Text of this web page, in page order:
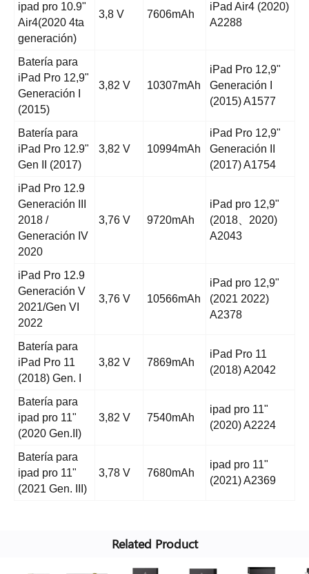
ipad pro 10.9"
Air4(2020 4ta
generación)
3,8 V 7606mAh
iPad Air4 (2020)
A2288
Batería para
iPad Pro 12,9"
Generación I
(2015)
3,82 V 10307mAh
iPad Pro 12,9"
Generación I
(2015) A1577
Batería para
iPad Pro 12.9"
Gen II (2017)
3,82 V 10994mAh
iPad Pro 12,9"
Generación II
(2017) A1754
iPad Pro 12.9
Generación III
2018 /
Generación IV
2020
3,76 V 9720mAh
iPad pro 12,9"
(2018、2020)
A2043
iPad Pro 12.9
Generación V
2021/Gen VI
2022
3,76 V 10566mAh
iPad pro 12,9"
(2021 2022)
A2378
Batería para
iPad Pro 11
(2018) Gen. I
3,82 V 7869mAh
iPad Pro 11
(2018) A2042
Batería para
ipad pro 11"
(2020 Gen.II)
3,82 V 7540mAh
ipad pro 11"
(2020) A2224
Batería para
ipad pro 11"
(2021 Gen. III)
3,78 V 7680mAh
ipad pro 11"
(2021) A2369
Related Product